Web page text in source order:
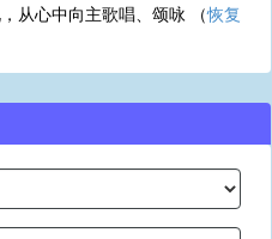
从心中向主歌唱、颂咏 （恢复